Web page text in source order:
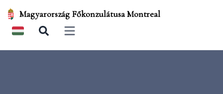
Magyarország Főkonzulátusa Montreal
Open main menu